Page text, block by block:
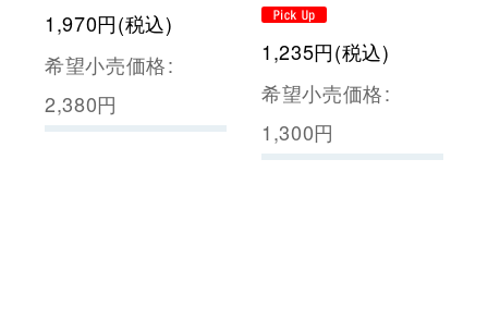
1,970円(税込)
希望小売価格:
2,380円
1,235円(税込)
希望小売価格:
1,300円